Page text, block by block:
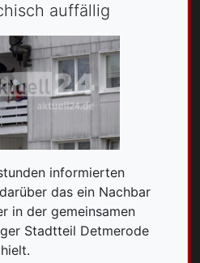
auffällig
informierten
das ein Nachbar
in der gemeinsamen
Stadtteil Detmerode